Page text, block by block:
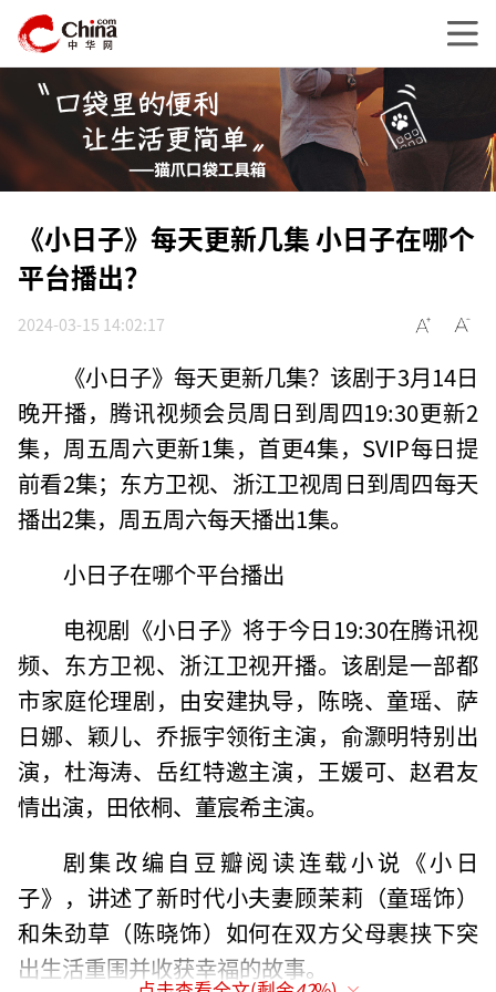
《小日子》每天更新几集 小日子在哪个
平台播出？
2024-03-15 14:02:17
《小日子》每天更新几集？该剧于3月14日
晚开播，腾讯视频会员周日到周四19:30更新2
集，周五周六更新1集，首更4集，SVIP每日提
前看2集；东方卫视、浙江卫视周日到周四每天
播出2集，周五周六每天播出1集。
小日子在哪个平台播出
电视剧《小日子》将于今日19:30在腾讯视
频、东方卫视、浙江卫视开播。该剧是一部都
市家庭伦理剧，由安建执导，陈晓、童瑶、萨
日娜、颖儿、乔振宇领衔主演，俞灏明特别出
演，杜海涛、岳红特邀主演，王媛可、赵君友
情出演，田依桐、董宸希主演。
剧集改编自豆瓣阅读连载小说《小日
子》，讲述了新时代小夫妻顾茉莉（童瑶饰）
和朱劲草（陈晓饰）如何在双方父母裹挟下突
出生活重围并收获幸福的故事。